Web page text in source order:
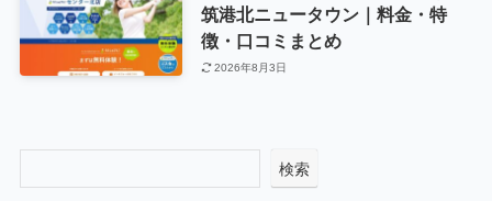
筑港北ニュータウン｜料金・特
徴・口コミまとめ
2026年8月3日
検索